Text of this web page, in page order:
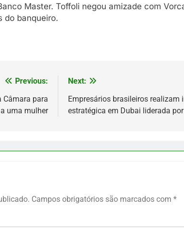
Master. Toffoli negou amizade com
do banqueiro.
Previous:
Câmara para
uma mulher
Next:
Empresários brasileiros realizam
estratégica em Dubai liderada
Campos obrigatórios são marcados com *